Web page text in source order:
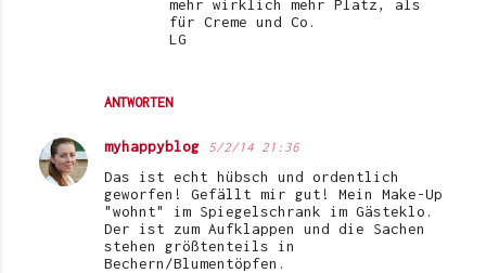
ANTWORTEN
mehr wirklich mehr Platz, als
für Creme und Co.
LG
myhappyblog 5/2/14 21:36
Das ist echt hübsch und ordentlich
geworfen! Gefällt mir gut! Mein Make-Up
"wohnt" im Spiegelschrank im Gästeklo.
Der ist zum Aufklappen und die Sachen
stehen größtenteils in
Bechern/Blumentöpfen.